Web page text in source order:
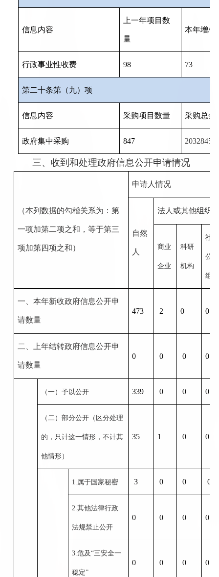
信息内容
上一年项目数
量
本年增/
行政事业性收费 98 73
第二十条第（九）项
信息内容 采购项目数量 采购总金
政府集中采购 847
三、收到和处理政府信息公开申请情况
（本列数据的勾稽关系为：第
一项加第二项之和，等于第三
项加第四项之和）
申请人情况
自然
人
法人或其他组织
商业
企业
科研
机构
社会
公益
组织
一、本年新收政府信息公开申
请数量
473 2 0 0
二、上年结转政府信息公开申
请数量
0 0 0 0
（一）予以公开 339 0 0 0
（二）部分公开（区分处理
的，只计这一情形，不计其
他情形）
35 1 0 0
1.属于国家秘密 3 0 0 0
2.其他法律行政
法规禁止公开
0 0 0 0
3.危及“三安全一
稳定”
0 0 0 0